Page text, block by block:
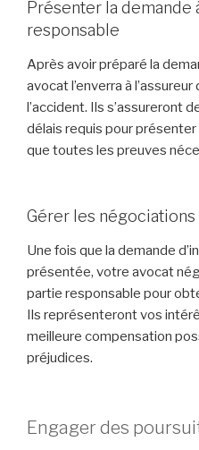
Présenter la demande
responsable
Après avoir préparé la
avocat l’enverra à
l’accident. Ils s’assureront
délais requis pour
que toutes les preuves
Gérer les négociations
Une fois que la demande
présentée, votre avocat
partie responsable pour
Ils représenteront vos
meilleure compensation
préjudices.
Engager des